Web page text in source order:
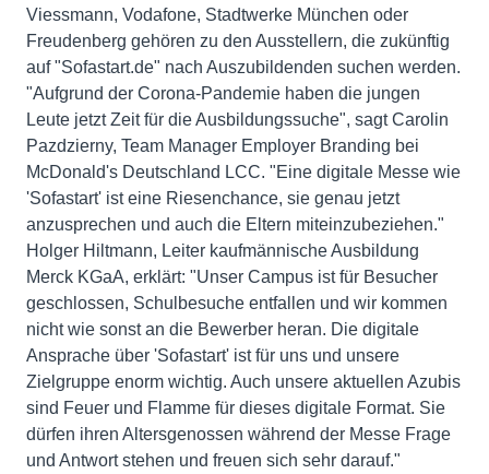
Viessmann, Vodafone, Stadtwerke München oder
Freudenberg gehören zu den Ausstellern, die zukünftig
auf "Sofastart.de" nach Auszubildenden suchen werden.
"Aufgrund der Corona-Pandemie haben die jungen
Leute jetzt Zeit für die Ausbildungssuche", sagt Carolin
Pazdzierny, Team Manager Employer Branding bei
McDonald's Deutschland LCC. "Eine digitale Messe wie
'Sofastart' ist eine Riesenchance, sie genau jetzt
anzusprechen und auch die Eltern miteinzubeziehen."
Holger Hiltmann, Leiter kaufmännische Ausbildung
Merck KGaA, erklärt: "Unser Campus ist für Besucher
geschlossen, Schulbesuche entfallen und wir kommen
nicht wie sonst an die Bewerber heran. Die digitale
Ansprache über 'Sofastart' ist für uns und unsere
Zielgruppe enorm wichtig. Auch unsere aktuellen Azubis
sind Feuer und Flamme für dieses digitale Format. Sie
dürfen ihren Altersgenossen während der Messe Frage
und Antwort stehen und freuen sich sehr darauf."